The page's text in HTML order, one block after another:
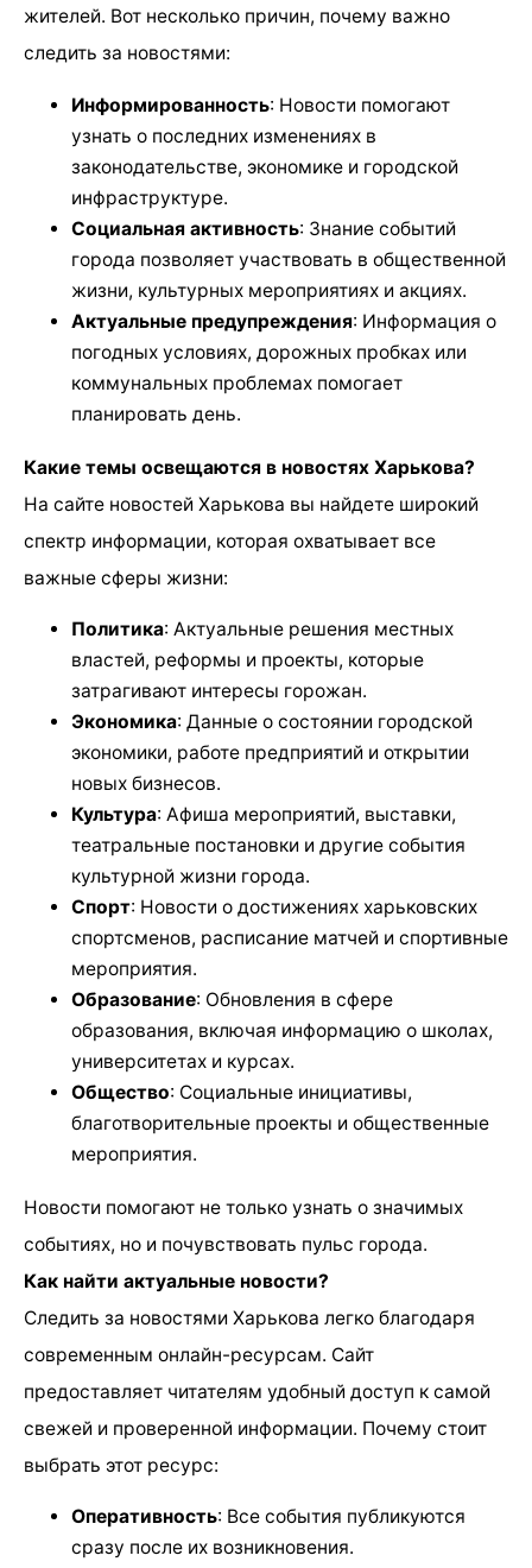
жителей. Вот несколько причин, почему важно
следить за новостями:
Информированность: Новости помогают
узнать о последних изменениях в
законодательстве, экономике и городской
инфраструктуре.
Социальная активность: Знание событий
города позволяет участвовать в общественной
жизни, культурных мероприятиях и акциях.
Актуальные предупреждения: Информация о
погодных условиях, дорожных пробках или
коммунальных проблемах помогает
планировать день.
Какие темы освещаются в новостях Харькова?
На сайте новостей Харькова вы найдете широкий
спектр информации, которая охватывает все
важные сферы жизни:
Политика: Актуальные решения местных
властей, реформы и проекты, которые
затрагивают интересы горожан.
Экономика: Данные о состоянии городской
экономики, работе предприятий и открытии
новых бизнесов.
Культура: Афиша мероприятий, выставки,
театральные постановки и другие события
культурной жизни города.
Спорт: Новости о достижениях харьковских
спортсменов, расписание матчей и спортивные
мероприятия.
Образование: Обновления в сфере
образования, включая информацию о школах,
университетах и курсах.
Общество: Социальные инициативы,
благотворительные проекты и общественные
мероприятия.
Новости помогают не только узнать о значимых
событиях, но и почувствовать пульс города.
Как найти актуальные новости?
Следить за новостями Харькова легко благодаря
современным онлайн-ресурсам. Сайт
предоставляет читателям удобный доступ к самой
свежей и проверенной информации. Почему стоит
выбрать этот ресурс:
Оперативность: Все события публикуются
сразу после их возникновения.